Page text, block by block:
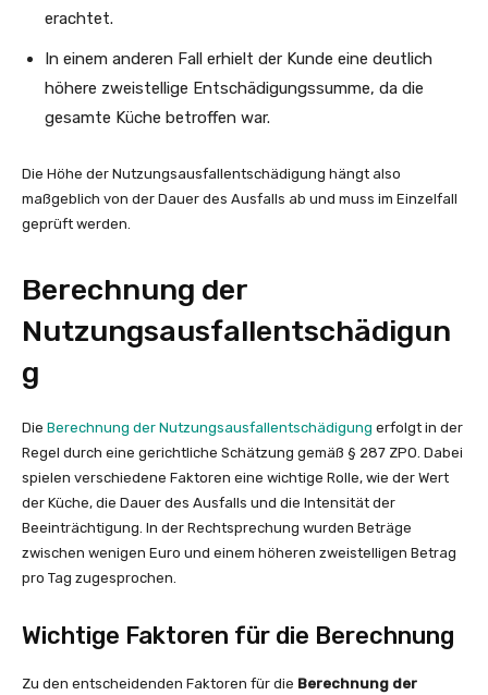
erachtet.
In einem anderen Fall erhielt der Kunde eine deutlich
höhere zweistellige Entschädigungssumme, da die
gesamte Küche betroffen war.
Die Höhe der Nutzungsausfallentschädigung hängt also
maßgeblich von der Dauer des Ausfalls ab und muss im Einzelfall
geprüft werden.
Berechnung der
Nutzungsausfallentschädigun
g
Die Berechnung der Nutzungsausfallentschädigung erfolgt in der
Regel durch eine gerichtliche Schätzung gemäß § 287 ZPO. Dabei
spielen verschiedene Faktoren eine wichtige Rolle, wie der Wert
der Küche, die Dauer des Ausfalls und die Intensität der
Beeinträchtigung. In der Rechtsprechung wurden Beträge
zwischen wenigen Euro und einem höheren zweistelligen Betrag
pro Tag zugesprochen.
Wichtige Faktoren für die Berechnung
Zu den entscheidenden Faktoren für die Berechnung der